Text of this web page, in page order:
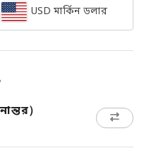
USD মার্কিন ডলার
）